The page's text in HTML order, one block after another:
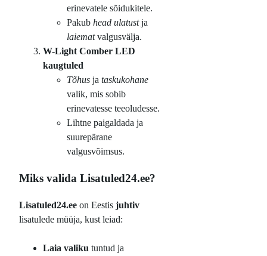
erinevatele sõidukitele.
Pakub head ulatustja
laiematvalgusvälja.
W-Light Comber LED
kaugtuled
Tõhus ja taskukohane
valik, mis sobib
erinevatesse teeoludesse.
Lihtne paigaldada ja
suurepärane
valgusvõimsus.
Miks valida Lisatuled24.ee?
Lisatuled24.ee on Eestis juhtiv
lisatulede müüja, kust leiad:
Laia valiku tuntud ja